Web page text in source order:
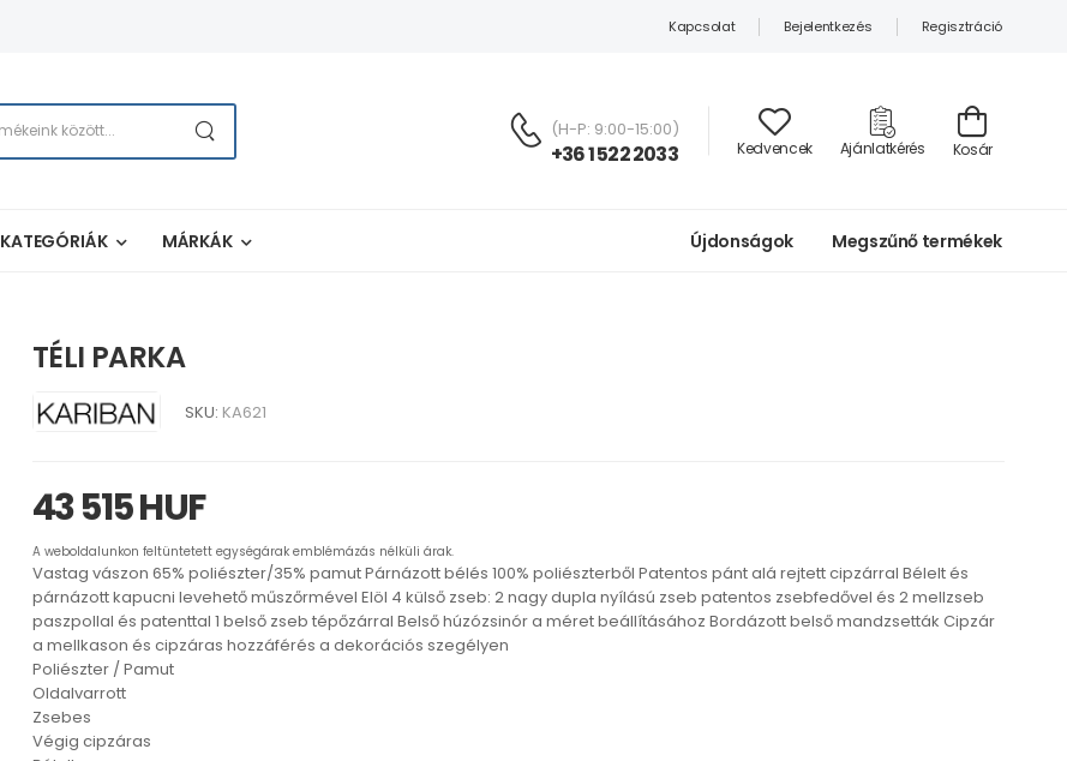
Kapcsolat Bejelentkezés Regisztráció
(H-P: 9:00-15:00)
+36 1 522 2033 Kedvencek Ajánlatkérés Kosár
KATEGÓRIÁK MÁRKÁK Újdonságok Megszűnő termékek
TÉLI PARKA
SKU: KA621
43 515 HUF
A weboldalunkon feltüntetett egységárak emblémázás nélküli árak.
Vastag vászon 65% poliészter/35% pamut Párnázott bélés 100% poliészterből Patentos pánt alá rejtett cipzárral Bélelt és
párnázott kapucni levehető műszőrmével Elöl 4 külső zseb: 2 nagy dupla nyílású zseb patentos zsebfedővel és 2 mellzseb
paszpollal és patenttal 1 belső zseb tépőzárral Belső húzózsinór a méret beállításához Bordázott belső mandzsetták Cipzár
a mellkason és cipzáras hozzáférés a dekorációs szegélyen
Poliészter / Pamut
Oldalvarrott
Zsebes
Végig cipzáras